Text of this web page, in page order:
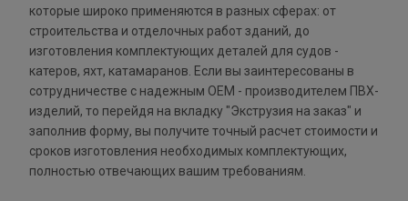
которые широко применяются в разных сферах: от
строительства и отделочных работ зданий, до
изготовления комплектующих деталей для судов -
катеров, яхт, катамаранов. Если вы заинтересованы в
сотрудничестве с надежным ОЕМ - производителем ПВХ-
изделий, то перейдя на вкладку "Экструзия на заказ" и
заполнив форму, вы получите точный расчет стоимости и
сроков изготовления необходимых комплектующих,
полностью отвечающих вашим требованиям.